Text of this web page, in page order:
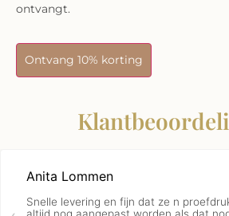
ontvangt.
Ontvang 10% korting